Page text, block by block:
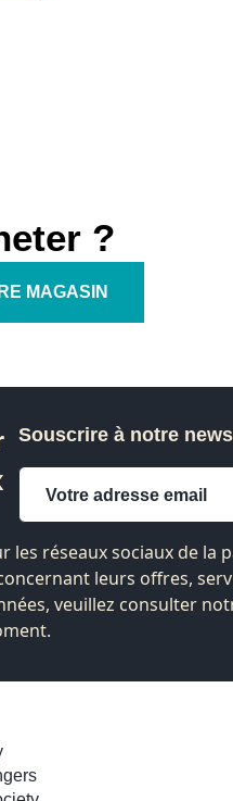
?
MAGASIN
Souscrire à notre
les réseaux sociaux de la
leurs offres,
veuillez consulter